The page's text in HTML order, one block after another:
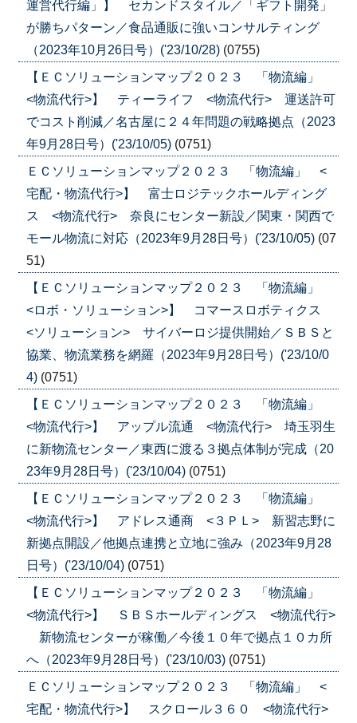
運営代行編」】 セカンドスタイル／「ギフト開発」
が勝ちパターン／食品通販に強いコンサルティング
（2023年10月26日号）('23/10/28) (0755)
【ＥＣソリューションマップ２０２３ 「物流編」
<物流代行>】 ティーライフ <物流代行> 運送許可
でコスト削減／名古屋に２４年問題の戦略拠点（2023
年9月28日号）('23/10/05) (0751)
ＥＣソリューションマップ２０２３ 「物流編」 <
宅配・物流代行>】 富士ロジテックホールディング
ス <物流代行> 奈良にセンター新設／関東・関西で
モール物流に対応（2023年9月28日号）('23/10/05) (07
51)
【ＥＣソリューションマップ２０２３ 「物流編」
<ロボ・ソリューション>】 コマースロボティクス
<ソリューション> サイバーロジ提供開始／ＳＢＳと
協業、物流業務を網羅（2023年9月28日号）('23/10/0
4) (0751)
【ＥＣソリューションマップ２０２３ 「物流編」
<物流代行>】 アップル流通 <物流代行> 埼玉羽生
に新物流センター／東西に渡る３拠点体制が完成（20
23年9月28日号）('23/10/04) (0751)
【ＥＣソリューションマップ２０２３ 「物流編」
<物流代行>】 アドレス通商 <３ＰＬ> 新習志野に
新拠点開設／他拠点連携と立地に強み（2023年9月28
日号）('23/10/04) (0751)
【ＥＣソリューションマップ２０２３ 「物流編」
<物流代行>】 ＳＢＳホールディングス <物流代行>
新物流センターが稼働／今後１０年で拠点１０カ所
へ（2023年9月28日号）('23/10/03) (0751)
ＥＣソリューションマップ２０２３ 「物流編」 <
宅配・物流代行>】 スクロール３６０ <物流代行>